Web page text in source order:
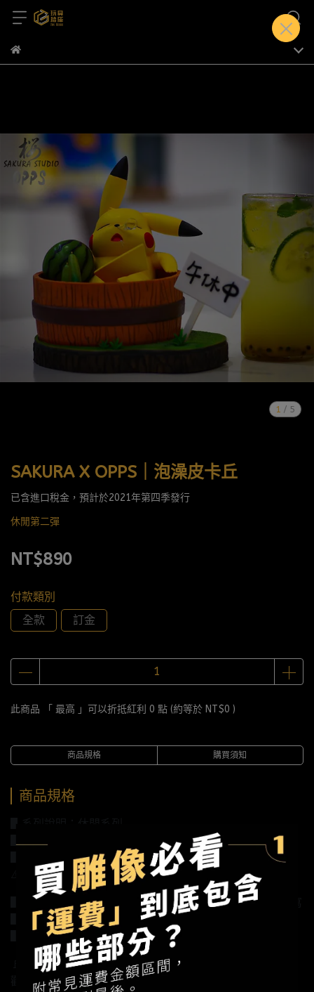
1 / 5
SAKURA X OPPS｜泡澡皮卡丘
已含進口稅金，預計於2021年第四季發行
休閒第二彈
NT$890
付款類別
全款
訂金
此商品 「 最高 」可以折抵紅利 0 點 (約等於 NT$0 )
商品規格 購買須知
商品規格
▋作品規格：高21CM*寬17CM*深15.5CM
▋建議售價：全款2690元/訂金890元
⚠️金額已含稅金，未含國際運費
▋作品配置：地台可亮，可當夜燈，木牌背面可以自由書寫
▋材質說明：樹脂+PU+滴膠工藝
▋預計發行時間：2021第四季
🚩大家最近都在討論哪一款作品？
歡迎加入TOYER社群：https://reurl.cc/KxyLxR